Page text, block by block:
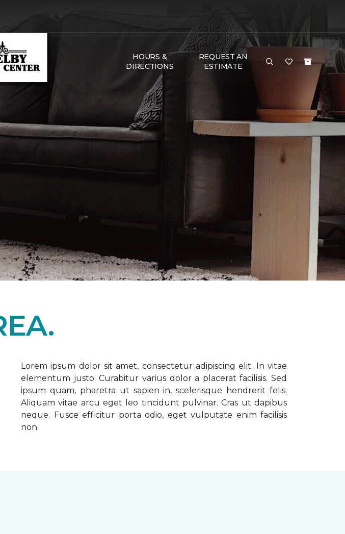
HOURS &
DIRECTIONS
REQUEST AN
ESTIMATE
Lorem ipsum dolor sit amet, consectetur adipiscing elit. In vitae
elementum justo. Curabitur varius dolor a placerat facilisis. Sed
ipsum quam, pharetra ut sapien in, scelerisque hendrerit felis.
Aliquam vitae arcu eget leo tincidunt pulvinar. Cras ut dapibus
neque. Fusce efficitur porta odio, eget vulputate enim facilisis
non.